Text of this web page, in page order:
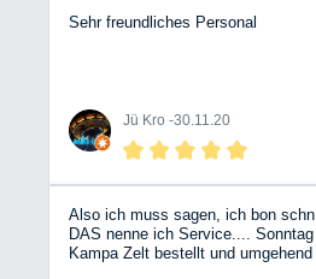
Sehr freundliches Personal
Jü Kro -30.11.20
Also ich muss sagen, ich bon schn
DAS nenne ich Service....
Kampa Zelt bestellt und umgehend